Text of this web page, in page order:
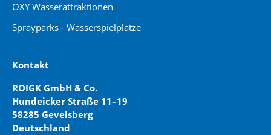
OXY Wasserattraktionen
Sprayparks - Wasserspielplätze
Kontakt
ROIGK GmbH & Co.
Hundeicker Straße 11–19
58285 Gevelsberg
Deutschland